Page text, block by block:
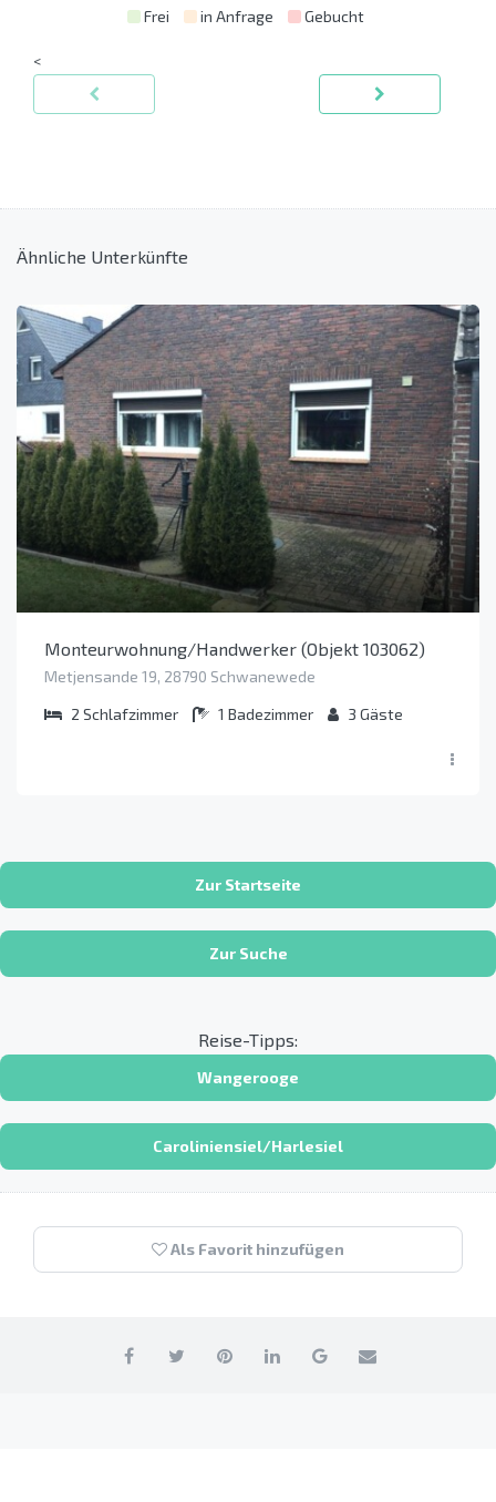
Frei in Anfrage Gebucht
<
Ähnliche Unterkünfte
Monteurwohnung/Handwerker (Objekt 103062)
Metjensande 19, 28790 Schwanewede
2 Schlafzimmer 1 Badezimmer 3 Gäste
Zur Startseite
Zur Suche
Reise-Tipps:
Wangerooge
Caroliniensiel/Harlesiel
Als Favorit hinzufügen